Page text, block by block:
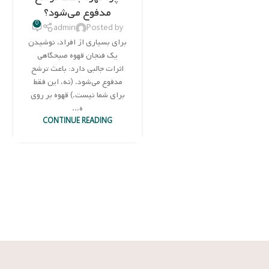
مدفوع می‌شود؟
Posted by
admin
0
برای بسیاری از افراد، نوشیدن
یک فنجان قهوه صبحگاهی
اثرات جالبی دارد: باعث ترشح
مدفوع می‌شود. (نه، این فقط
برای شما نیست.) قهوه بر روی
ه...
CONTINUE READING